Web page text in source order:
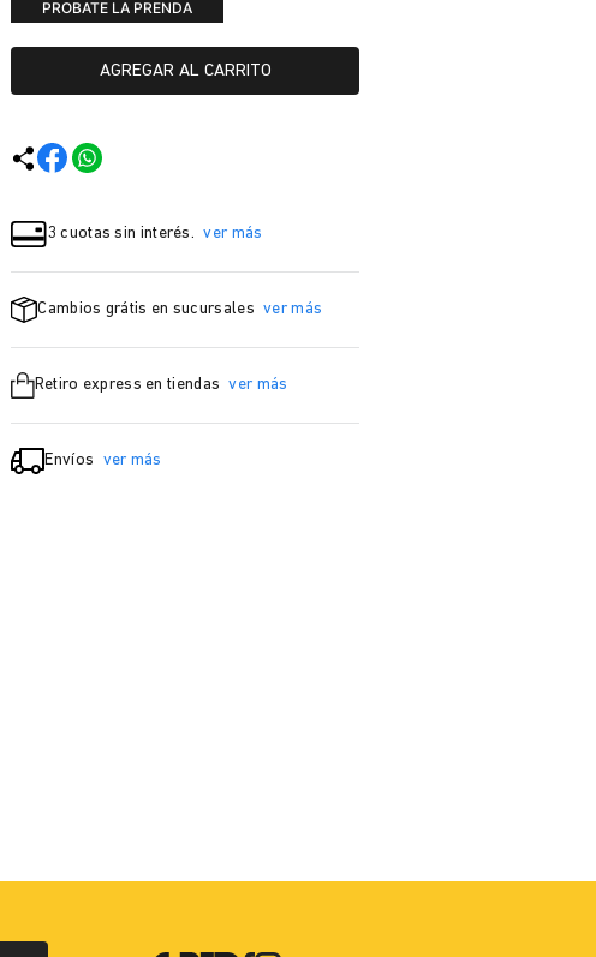
PROBATE LA PRENDA
AGREGAR AL CARRITO
3 cuotas sin interés. ver más
Cambios grátis en sucursales ver más
Retiro express en tiendas ver más
Envíos ver más